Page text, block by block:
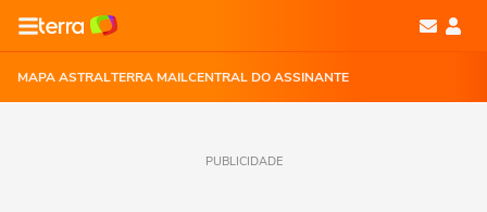
MAPA ASTRALTERRA MAILCENTRAL DO ASSINANTE
PUBLICIDADE